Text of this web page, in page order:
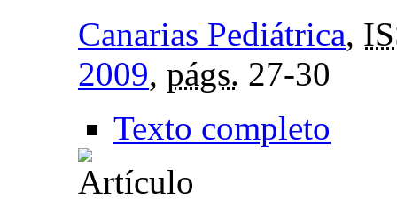
Canarias Pediátrica,
2009, págs. 27-30
Texto completo